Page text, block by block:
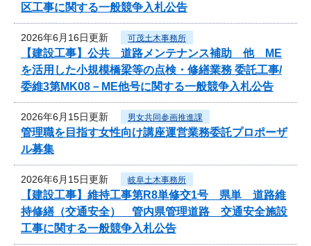
区工事に関する一般競争入札公告
2026年6月16日更新 可茂土木事務所
【建設工事】公共 道路メンテナンス補助 他 ME
を活用した小規模橋梁等の点検・修繕業務 委託工事/
委維3第MK08－ME他号に関する一般競争入札公告
2026年6月15日更新 男女共同参画推進課
管理職を目指す女性向け講座運営業務委託プロポーザ
ル募集
2026年6月15日更新 岐阜土木事務所
【建設工事】維持工事第R8単修交1号 県単 道路維
持修繕（交通安全） 管内県管理道路 交通安全施設
工事に関する一般競争入札公告